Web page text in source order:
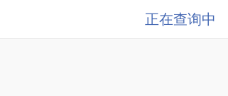
正在查询中